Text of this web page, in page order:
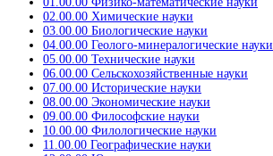
02.00.00 Химические науки
03.00.00 Биологические науки
04.00.00 Геолого-минералогические науки
05.00.00 Технические науки
06.00.00 Сельскохозяйственные науки
07.00.00 Исторические науки
08.00.00 Экономические науки
09.00.00 Философские науки
10.00.00 Филологические науки
11.00.00 Географические науки